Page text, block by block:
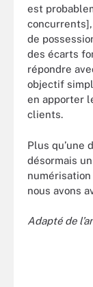
est
de
des écarts
répondre
objectif
en apporter
clients.
Plus qu’une
désormais
nous avons
Adapté de l